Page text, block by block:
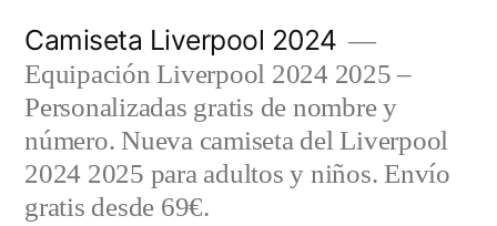
contenido
Camiseta Liverpool 2024
Equipación Liverpool 2024 2025 –
Personalizadas gratis de nombre y
número. Nueva camiseta del Liverpool
2024 2025 para adultos y niños. Envío
gratis desde 69€.